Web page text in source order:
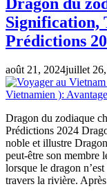
Signification,
Prédictions
août 21, 2024juillet
Dragon du zodiaque
Prédictions 2024
noble et illustre
peut-être son membre
lorsque le dragon
travers la rivière.